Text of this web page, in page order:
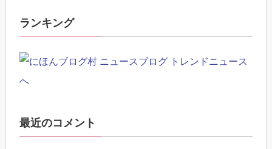
ランキング
最近のコメント